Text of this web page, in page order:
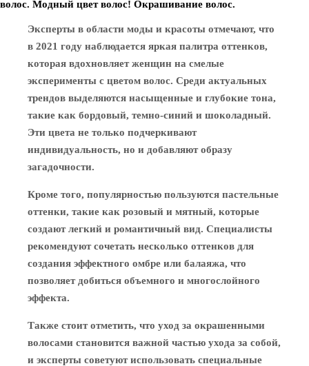
волос. Модный цвет волос! Окрашивание волос.
Эксперты в области моды и красоты отмечают, что
в 2021 году наблюдается яркая палитра оттенков,
которая вдохновляет женщин на смелые
эксперименты с цветом волос. Среди актуальных
трендов выделяются насыщенные и глубокие тона,
такие как бордовый, темно-синий и шоколадный.
Эти цвета не только подчеркивают
индивидуальность, но и добавляют образу
загадочности.
Кроме того, популярностью пользуются пастельные
оттенки, такие как розовый и мятный, которые
создают легкий и романтичный вид. Специалисты
рекомендуют сочетать несколько оттенков для
создания эффектного омбре или балаяжа, что
позволяет добиться объемного и многослойного
эффекта.
Также стоит отметить, что уход за окрашенными
волосами становится важной частью ухода за собой,
и эксперты советуют использовать специальные